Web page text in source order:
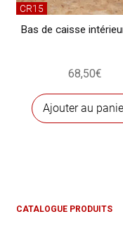
CR15
Bas de caisse
68,50€
Ajouter au
CATALOGUE PRODUITS